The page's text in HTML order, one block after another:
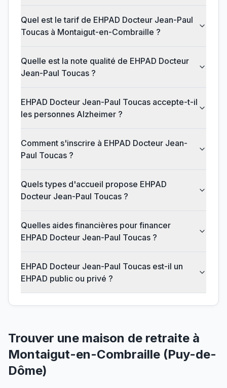
Quel est le tarif de EHPAD Docteur Jean-Paul
Toucas à Montaigut-en-Combraille ?
Quelle est la note qualité de EHPAD Docteur
Jean-Paul Toucas ?
EHPAD Docteur Jean-Paul Toucas accepte-t-il
les personnes Alzheimer ?
Comment s'inscrire à EHPAD Docteur Jean-
Paul Toucas ?
Quels types d'accueil propose EHPAD
Docteur Jean-Paul Toucas ?
Quelles aides financières pour financer
EHPAD Docteur Jean-Paul Toucas ?
EHPAD Docteur Jean-Paul Toucas est-il un
EHPAD public ou privé ?
Trouver une maison de retraite à
Montaigut-en-Combraille (Puy-de-
Dôme)